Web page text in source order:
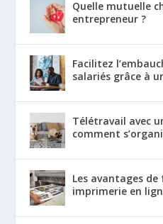
Quelle mutuelle
entrepreneur ?
Facilitez
salariés grâce à
Télétravail avec
comment
Les avantages
imprimerie en